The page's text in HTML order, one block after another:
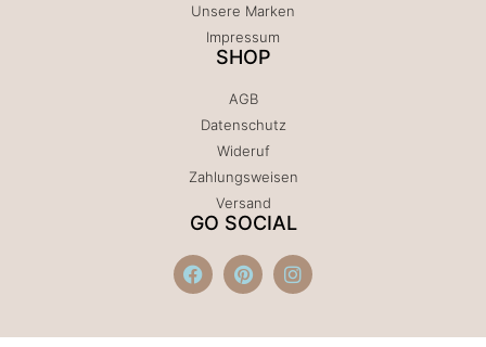
Unsere Marken
Impressum
SHOP
AGB
Datenschutz
Wideruf
Zahlungsweisen
Versand
GO SOCIAL